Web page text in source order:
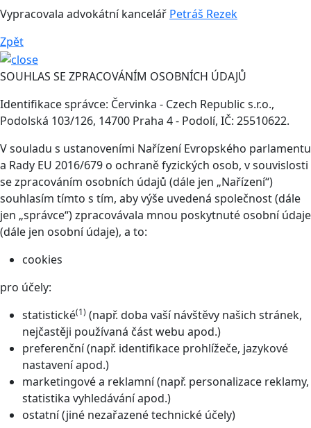
Vypracovala advokátní kancelář Petráš Rezek
Zpět
SOUHLAS SE ZPRACOVÁNÍM OSOBNÍCH ÚDAJŮ
Identifikace správce: Červinka - Czech Republic s.r.o.,
Podolská 103/126, 14700 Praha 4 - Podolí, IČ: 25510622.
V souladu s ustanoveními Nařízení Evropského parlamentu
a Rady EU 2016/679 o ochraně fyzických osob, v souvislosti
se zpracováním osobních údajů (dále jen „Nařízení“)
souhlasím tímto s tím, aby výše uvedená společnost (dále
jen „správce“) zpracovávala mnou poskytnuté osobní údaje
(dále jen osobní údaje), a to:
cookies
pro účely:
statistické(1) (např. doba vaší návštěvy našich stránek,
nejčastěji používaná část webu apod.)
preferenční (např. identifikace prohlížeče, jazykové
nastavení apod.)
marketingové a reklamní (např. personalizace reklamy,
statistika vyhledávání apod.)
ostatní (jiné nezařazené technické účely)